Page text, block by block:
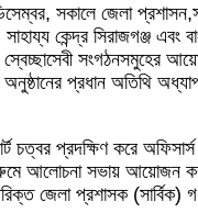
সকালে জেলা
কেন্দ্র সিরাজগঞ্জ এবং
সংগঠনসমুহের
প্রধান অতিথি
চত্বর প্রদক্ষিণ করে
রুমে আলোচনা সভায় আয়োজন
জেলা প্রশাসক (সার্বিক)